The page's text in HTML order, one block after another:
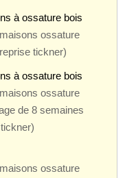
à ossature bois
ossature
tickner)
à ossature bois
ossature
de 8 semaines
ossature